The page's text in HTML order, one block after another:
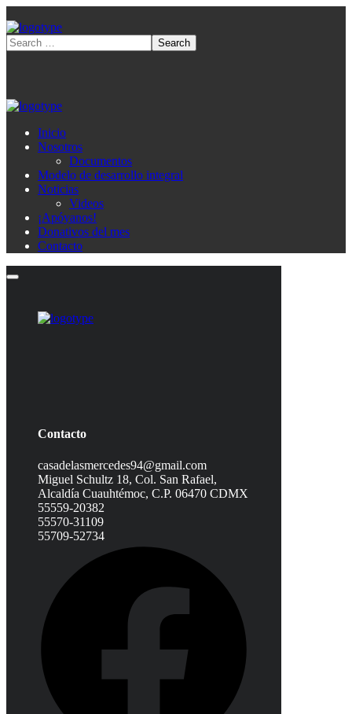
Inicio
Nosotros
Documentos
Modelo de desarrollo integral
Noticias
Videos
¡Apóyanos!
Donativos del mes
Contacto
Contacto
casadelasmercedes94@gmail.com
Miguel Schultz 18, Col. San Rafael,
Alcaldía Cuauhtémoc, C.P. 06470 CDMX
55559-20382
55570-31109
55709-52734